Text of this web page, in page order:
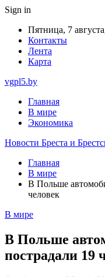
Sign in
Пятница, 7
Контакты
Лента
Карта
vgpl5.by
Главная
В мире
Экономика
Новости Бреста и
Главная
В мире
В Польше
человек
В мире
В Польше
пострадали 19